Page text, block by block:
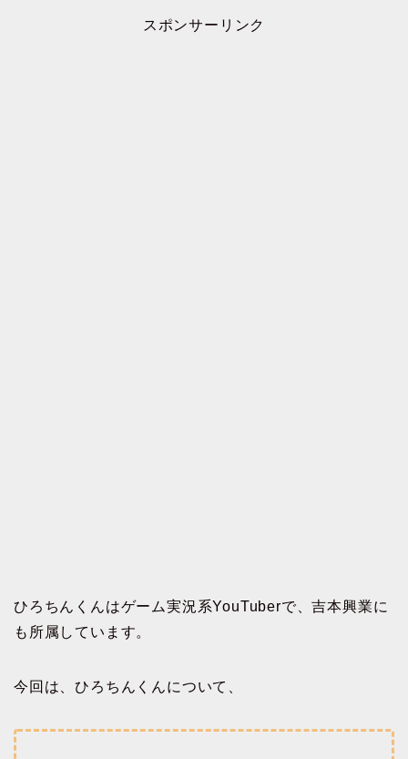
スポンサーリンク
ひろちんくんはゲーム実況系YouTuberで、吉本興業に
も所属しています。
今回は、ひろちんくんについて、